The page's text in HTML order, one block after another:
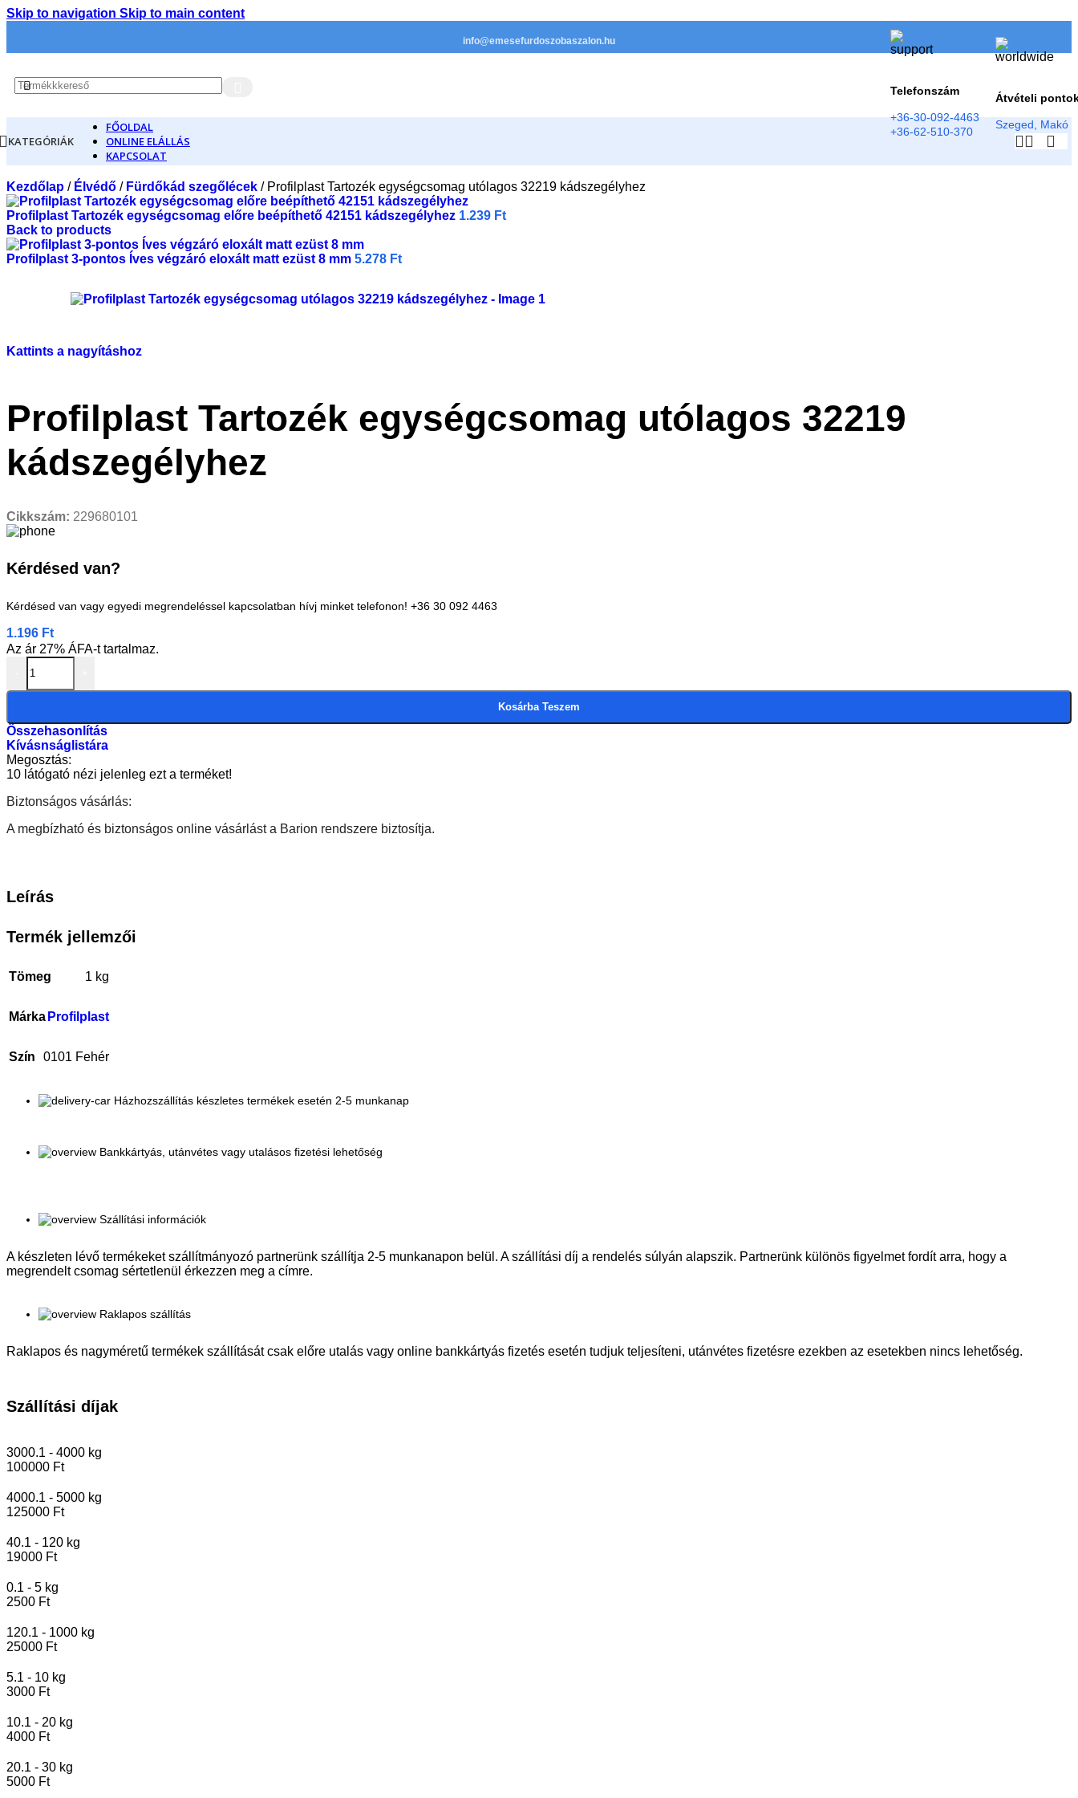
Skip to navigation Skip to main content
info@emesefurdoszobaszalon.hu
Telefonszám
+36-30-092-4463
+36-62-510-370
Átvételi
Szeged, Makó
KATEGÓRIÁK
FŐOLDAL
ONLINE ELÁLLÁS
KAPCSOLAT
Kezdőlap / Élvédő / Fürdőkád szegőlécek / Profilplast Tartozék egységcsomag utólagos 32219 kádszegélyhez
Profilplast Tartozék egységcsomag előre beépíthető 42151 kádszegélyhez 1.239 Ft
Back to products
Profilplast 3-pontos Íves végzáró eloxált matt ezüst 8 mm 5.278 Ft
Kattints a nagyításhoz
Profilplast Tartozék egységcsomag utólagos 32219
kádszegélyhez
Cikkszám: 229680101
Kérdésed van?
Kérdésed van vagy egyedi megrendeléssel kapcsolatban hívj minket telefonon! +36 30 092 4463
1.196 Ft
Az ár 27% ÁFA-t tartalmaz.
Kosárba Teszem
Összehasonlítás
Kívásnságlistára
Megosztás:
10 látógató nézi jelenleg ezt a terméket!
Biztonságos vásárlás:
A megbízható és biztonságos online vásárlást a Barion rendszere biztosítja.
Leírás
Termék jellemzői
Tömeg 1 kg
Márka Profilplast
Szín 0101 Fehér
Házhozszállítás készletes termékek esetén 2-5 munkanap
Bankkártyás, utánvétes vagy utalásos fizetési lehetőség
Szállítási információk
A készleten lévő termékeket szállítmányozó partnerünk szállítja 2-5 munkanapon belül. A szállítási díj a rendelés súlyán alapszik. Partnerünk különös figyelmet fordít arra, hogy a
megrendelt csomag sértetlenül érkezzen meg a címre.
Raklapos szállítás
Raklapos és nagyméretű termékek szállítását csak előre utalás vagy online bankkártyás fizetés esetén tudjuk teljesíteni, utánvétes fizetésre ezekben az esetekben nincs lehetőség.
Szállítási díjak
3000.1 - 4000 kg
100000 Ft
4000.1 - 5000 kg
125000 Ft
40.1 - 120 kg
19000 Ft
0.1 - 5 kg
2500 Ft
120.1 - 1000 kg
25000 Ft
5.1 - 10 kg
3000 Ft
10.1 - 20 kg
4000 Ft
20.1 - 30 kg
5000 Ft